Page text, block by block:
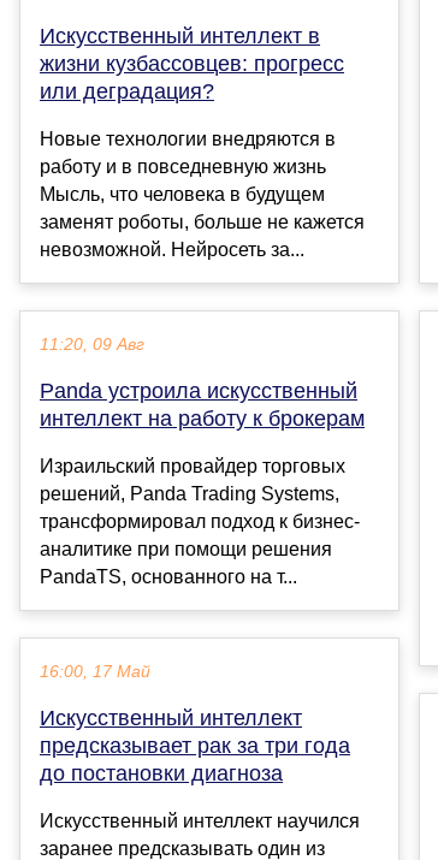
Искусственный интеллект в
жизни кузбассовцев: прогресс
или деградация?
Новые технологии внедряются в
работу и в повседневную жизнь
Мысль, что человека в будущем
заменят роботы, больше не кажется
невозможной. Нейросеть за...
11:20, 09 Авг
Panda устроила искусственный
интеллект на работу к брокерам
Израильский провайдер торговых
решений, Panda Trading Systems,
трансформировал подход к бизнес-
аналитике при помощи решения
PandaTS, основанного на т...
16:00, 17 Май
Искусственный интеллект
предсказывает рак за три года
до постановки диагноза
Искусственный интеллект научился
заранее предсказывать один из